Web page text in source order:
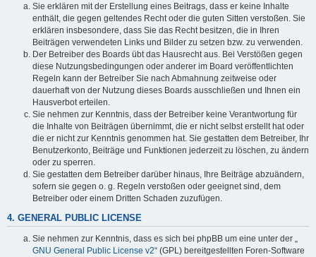
Sie erklären mit der Erstellung eines Beitrags, dass er keine Inhalte
enthält, die gegen geltendes Recht oder die guten Sitten verstoßen. Sie
erklären insbesondere, dass Sie das Recht besitzen, die in Ihren
Beiträgen verwendeten Links und Bilder zu setzen bzw. zu verwenden.
Der Betreiber des Boards übt das Hausrecht aus. Bei Verstößen gegen
diese Nutzungsbedingungen oder anderer im Board veröffentlichten
Regeln kann der Betreiber Sie nach Abmahnung zeitweise oder
dauerhaft von der Nutzung dieses Boards ausschließen und Ihnen ein
Hausverbot erteilen.
Sie nehmen zur Kenntnis, dass der Betreiber keine Verantwortung für
die Inhalte von Beiträgen übernimmt, die er nicht selbst erstellt hat oder
die er nicht zur Kenntnis genommen hat. Sie gestatten dem Betreiber, Ihr
Benutzerkonto, Beiträge und Funktionen jederzeit zu löschen, zu ändern
oder zu sperren.
Sie gestatten dem Betreiber darüber hinaus, Ihre Beiträge abzuändern,
sofern sie gegen o. g. Regeln verstoßen oder geeignet sind, dem
Betreiber oder einem Dritten Schaden zuzufügen.
4. GENERAL PUBLIC LICENSE
Sie nehmen zur Kenntnis, dass es sich bei phpBB um eine unter der „
GNU General Public License v2“ (GPL) bereitgestellten Foren-Software